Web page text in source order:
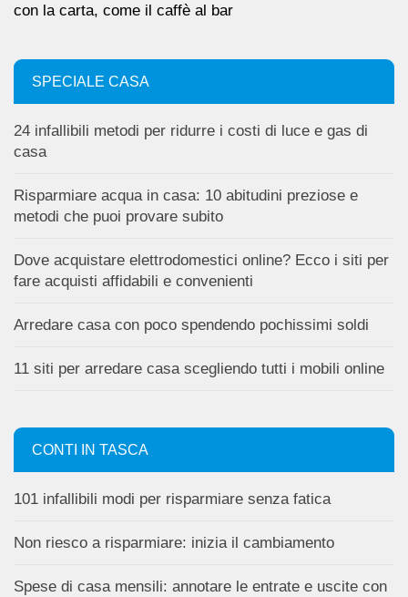
con la carta, come il caffè al bar
SPECIALE CASA
24 infallibili metodi per ridurre i costi di luce e gas di
casa
Risparmiare acqua in casa: 10 abitudini preziose e
metodi che puoi provare subito
Dove acquistare elettrodomestici online? Ecco i siti per
fare acquisti affidabili e convenienti
Arredare casa con poco spendendo pochissimi soldi
11 siti per arredare casa scegliendo tutti i mobili online
CONTI IN TASCA
101 infallibili modi per risparmiare senza fatica
Non riesco a risparmiare: inizia il cambiamento
Spese di casa mensili: annotare le entrate e uscite con